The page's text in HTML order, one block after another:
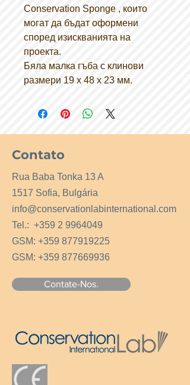
Conservation Sponge , които
могат да бъдат оформени
според изискванията на
проекта.
Бяла малка гъба с клинови
размери 19 x 48 x 23 мм.
Contato
Rua Baba Tonka 13 A
1517 Sofia, Bulgária
info@conservationlabinternational.com
Tel.: +359 2 9964049
GSM: +359 877919225
GSM: +359 877669936
Contate-Nos.